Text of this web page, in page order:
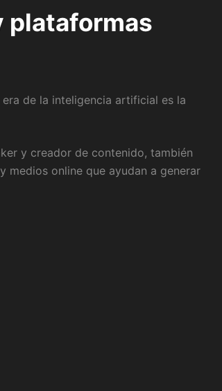
plataformas
de la inteligencia artificial es la
y creador de contenido, también
online que ayudan a generar